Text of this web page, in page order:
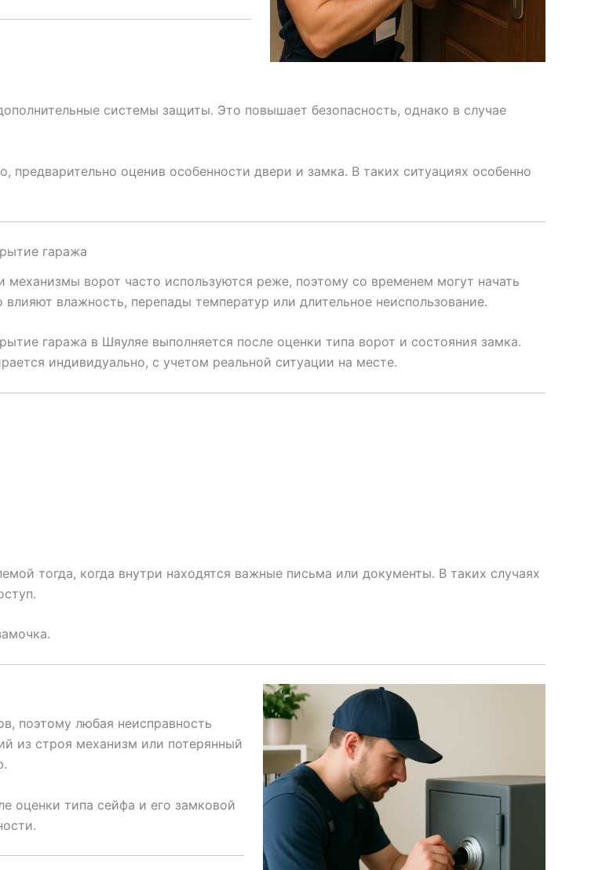
системы защиты. Это повышает безопасность, однако в случае
оценив особенности двери и замка. В таких ситуациях особенно
гаража
механизмы ворот часто используются реже, поэтому со временем могут начать
влияют влажность, перепады температур или длительное неиспользование.
гаража в Шяуляе выполняется после оценки типа ворот и состояния замка.
индивидуально, с учетом реальной ситуации на месте.
тогда, когда внутри находятся важные письма или документы. В таких случаях
поэтому любая неисправность
из строя механизм или потерянный
оценки типа сейфа и его замковой